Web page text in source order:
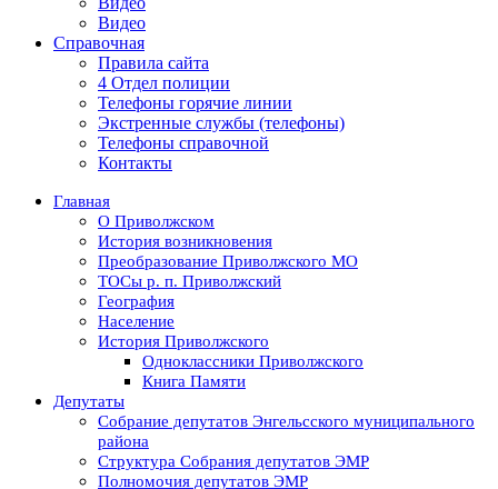
Видео
Справочная
Правила сайта
4 Отдел полиции
Телефоны горячие линии
Экстренные службы (телефоны)
Телефоны справочной
Контакты
Главная
О Приволжском
История возникновения
Преобразование Приволжского МО
ТОСы р. п. Приволжский
География
Население
История Приволжского
Одноклассники Приволжского
Книга Памяти
Депутаты
Собрание депутатов Энгельсского муниципального
района
Структура Собрания депутатов ЭМР
Полномочия депутатов ЭМР